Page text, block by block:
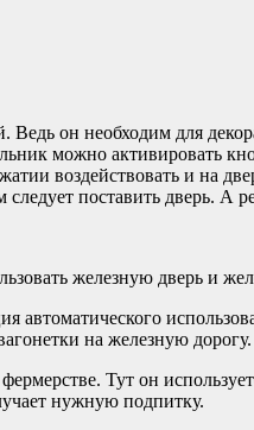
он необходим для
можно активировать
воздействовать и на
поставить дверь.
железную дверь и
автоматического
на железную дорогу.
Тут он
нужную подпитку.